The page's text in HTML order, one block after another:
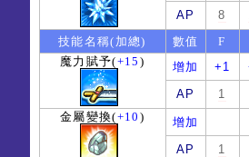
AP 8
技能名稱(加總)
數值
F
魔力賦予(+15 ) 增加 +1
AP
1
金屬變換(+10 )
增加
AP
1